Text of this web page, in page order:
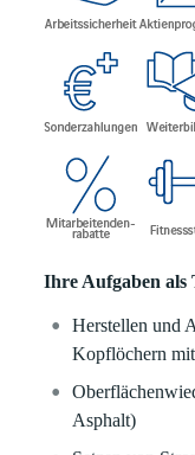
Ihre Aufgaben als
Herstellen und
Kopflöchern
Asphalt)